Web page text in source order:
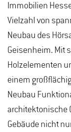
Immobilien
Vielzahl von
Neubau des
Geisenheim. Mit
Holzelementen
einem
Neubau
architektonische
Gebäude nicht